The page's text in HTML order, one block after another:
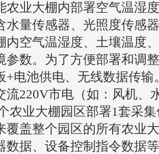
农业大棚内部署空气温湿
水量传感器、光照度传感
内空气温湿度、土壤温度
参数。为了方便部署和调
+电池供电、无线数据传
流220V市电（如：风机、
农业大棚园区部署1套采
覆盖整个园区的所有农业
数据、设备控制指令数据